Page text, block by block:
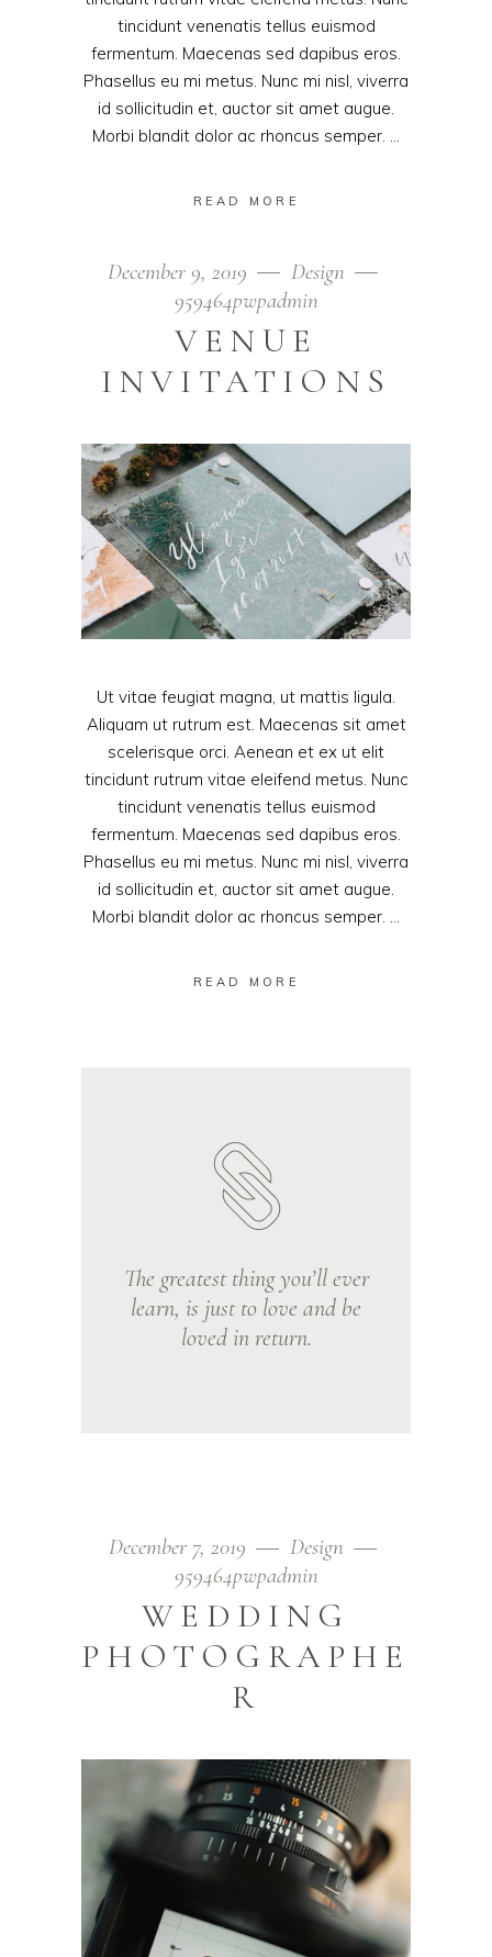
tincidunt venenatis tellus euismod
fermentum. Maecenas sed dapibus eros.
Phasellus eu mi metus. Nunc mi nisl, viverra
id sollicitudin et, auctor sit amet augue.
Morbi blandit dolor ac rhoncus semper.
READ MORE
December 9, 2019
Design
959464pwpadmin
VENUE
INVITATIONS
Ut vitae feugiat magna, ut mattis ligula.
Aliquam ut rutrum est. Maecenas sit amet
scelerisque orci. Aenean et ex ut elit
tincidunt rutrum vitae eleifend metus. Nunc
tincidunt venenatis tellus euismod
fermentum. Maecenas sed dapibus eros.
Phasellus eu mi metus. Nunc mi nisl, viverra
id sollicitudin et, auctor sit amet augue.
Morbi blandit dolor ac rhoncus semper.
READ MORE
The greatest thing you’ll ever
learn, is just to love and be
loved in return.
December 7, 2019
Design
959464pwpadmin
WEDDING
PHOTOGRAPHE
R